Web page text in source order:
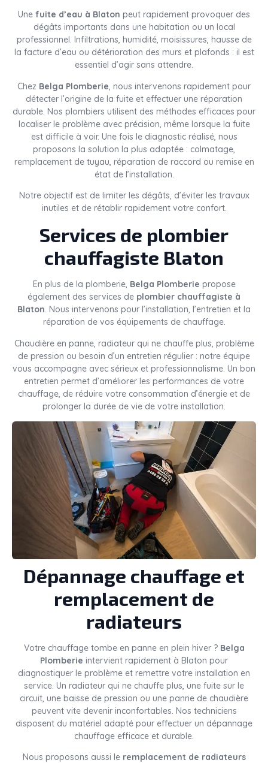
Une fuite d’eau à Blaton peut rapidement provoquer des
dégâts importants dans une habitation ou un local
professionnel. Infiltrations, humidité, moisissures, hausse de
la facture d’eau ou détérioration des murs et plafonds : il est
essentiel d’agir sans attendre.
Chez Belga Plomberie, nous intervenons rapidement pour
détecter l’origine de la fuite et effectuer une réparation
durable. Nos plombiers utilisent des méthodes efficaces pour
localiser le problème avec précision, même lorsque la fuite
est difficile à voir. Une fois le diagnostic réalisé, nous
proposons la solution la plus adaptée : colmatage,
remplacement de tuyau, réparation de raccord ou remise en
état de l’installation.
Notre objectif est de limiter les dégâts, d’éviter les travaux
inutiles et de rétablir rapidement votre confort.
Services de plombier
chauffagiste Blaton
En plus de la plomberie, Belga Plomberie propose
également des services de plombier chauffagiste à
Blaton. Nous intervenons pour l’installation, l’entretien et la
réparation de vos équipements de chauffage.
Chaudière en panne, radiateur qui ne chauffe plus, problème
de pression ou besoin d’un entretien régulier : notre équipe
vous accompagne avec sérieux et professionnalisme. Un bon
entretien permet d’améliorer les performances de votre
chauffage, de réduire votre consommation d’énergie et de
prolonger la durée de vie de votre installation.
Dépannage chauffage et
remplacement de
radiateurs
Votre chauffage tombe en panne en plein hiver ? Belga
Plomberie intervient rapidement à Blaton pour
diagnostiquer le problème et remettre votre installation en
service. Un radiateur qui ne chauffe plus, une fuite sur le
circuit, une baisse de pression ou une panne de chaudière
peuvent vite devenir inconfortables. Nos techniciens
disposent du matériel adapté pour effectuer un dépannage
chauffage efficace et durable.
Nous proposons aussi le remplacement de radiateurs